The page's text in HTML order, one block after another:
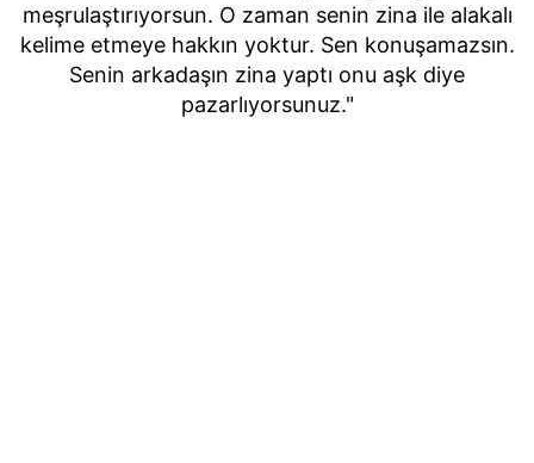
meşrulaştırıyorsun. O zaman senin zina ile alakalı
kelime etmeye hakkın yoktur. Sen konuşamazsın.
Senin arkadaşın zina yaptı onu aşk diye
pazarlıyorsunuz."